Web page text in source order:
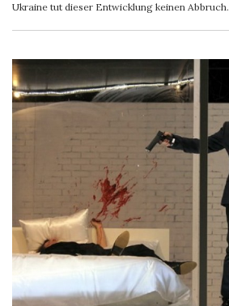
Ukraine tut dieser Entwicklung keinen Abbruch.